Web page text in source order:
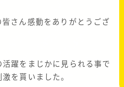
さん感動をありがとうござ
躍をまじかに見られる事で
を貰いました。